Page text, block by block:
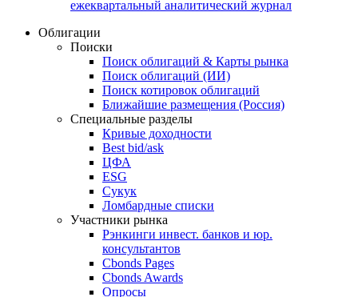
Cbonds Review
ежеквартальный аналитический журнал
Облигации
Поиски
Поиск облигаций & Карты рынка
Поиск облигаций (ИИ)
Поиск котировок облигаций
Ближайшие размещения (Россия)
Специальные разделы
Кривые доходности
Best bid/ask
ЦФА
ESG
Сукук
Ломбардные списки
Участники рынка
Рэнкинги инвест. банков и юр.